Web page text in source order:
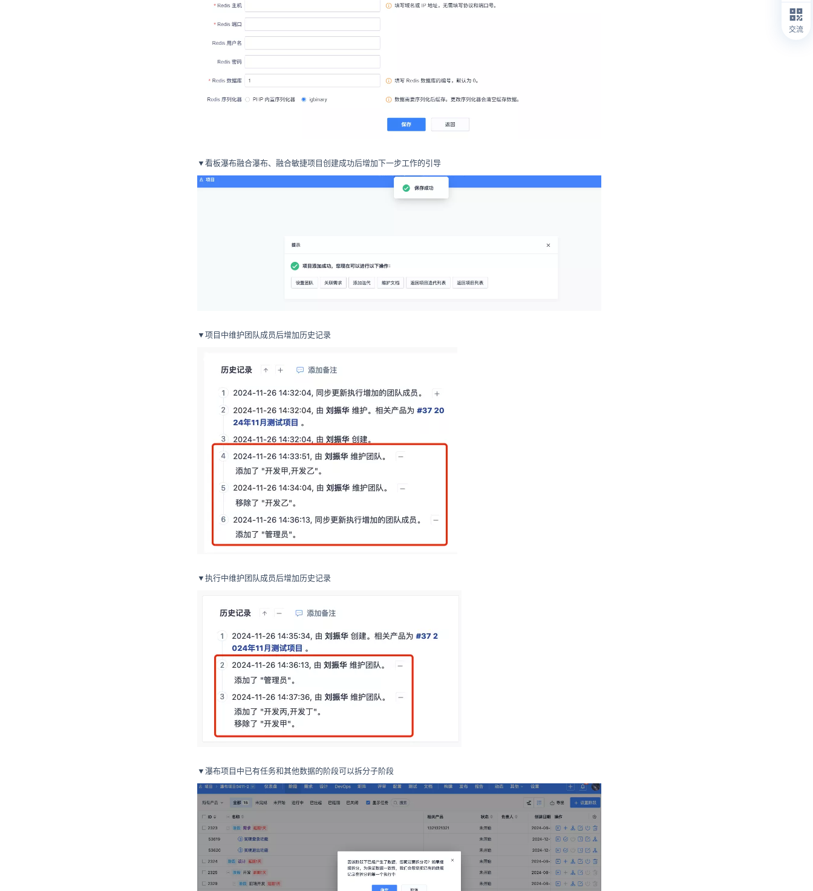
▼看板瀑布融合瀑布、融合敏捷项目创建成功后增加下一步工作的引导
▼项目中维护团队成员后增加历史记录
▼执行中维护团队成员后增加历史记录
▼瀑布项目中已有任务和其他数据的阶段可以拆分子阶段
交流